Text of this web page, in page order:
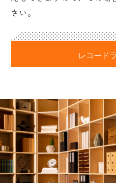
さい。
レコード